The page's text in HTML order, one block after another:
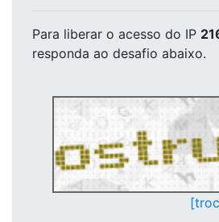
Para liberar o acesso do IP
responda ao desafio abaixo.